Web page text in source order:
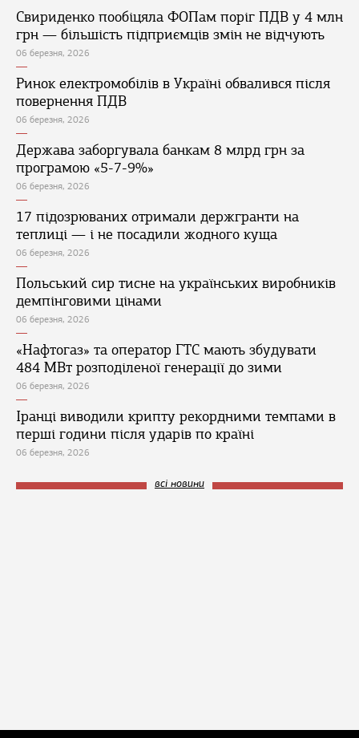
Свириденко пообіцяла ФОПам поріг ПДВ у 4 млн
грн — більшість підприємців змін не відчують
06 березня, 2026
Ринок електромобілів в Україні обвалився після
повернення ПДВ
06 березня, 2026
Держава заборгувала банкам 8 млрд грн за
програмою «5-7-9%»
06 березня, 2026
17 підозрюваних отримали держгранти на
теплиці — і не посадили жодного куща
06 березня, 2026
Польський сир тисне на українських виробників
демпінговими цінами
06 березня, 2026
«Нафтогаз» та оператор ГТС мають збудувати
484 МВт розподіленої генерації до зими
06 березня, 2026
Іранці виводили крипту рекордними темпами в
перші години після ударів по країні
06 березня, 2026
всі новини